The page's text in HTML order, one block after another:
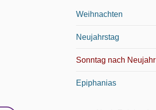
Weihnachten
Neujahrstag
Sonntag nach Neujahr
Epiphanias